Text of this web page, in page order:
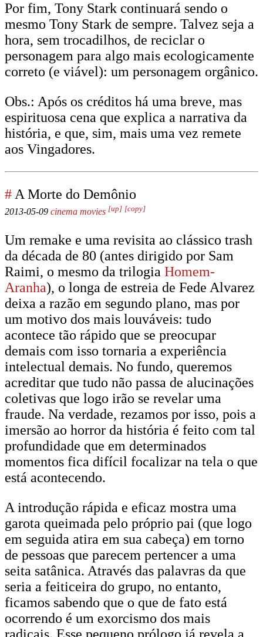
Por fim, Tony Stark continuará sendo o
mesmo Tony Stark de sempre. Talvez seja a
hora, sem trocadilhos, de reciclar o
personagem para algo mais ecologicamente
correto (e viável): um personagem orgânico.
Obs.: Após os créditos há uma breve, mas
espirituosa cena que explica a narrativa da
história, e que, sim, mais uma vez remete
aos Vingadores.
# A Morte do Demônio
2013-05-09 cinema movies [up] [copy]
Um remake e uma revisita ao clássico trash
da década de 80 (antes dirigido por Sam
Raimi, o mesmo da trilogia Homem-
Aranha), o longa de estreia de Fede Alvarez
deixa a razão em segundo plano, mas por
um motivo dos mais louváveis: tudo
acontece tão rápido que se preocupar
demais com isso tornaria a experiência
intelectual demais. No fundo, queremos
acreditar que tudo não passa de alucinações
coletivas que logo irão se revelar uma
fraude. Na verdade, rezamos por isso, pois a
imersão ao horror da história é feito com tal
profundidade que em determinados
momentos fica difícil focalizar na tela o que
está acontecendo.
A introdução rápida e eficaz mostra uma
garota queimada pelo próprio pai (que logo
em seguida atira em sua cabeça) em torno
de pessoas que parecem pertencer a uma
seita satânica. Através das palavras da que
seria a feiticeira do grupo, no entanto,
ficamos sabendo que o que de fato está
ocorrendo é um exorcismo dos mais